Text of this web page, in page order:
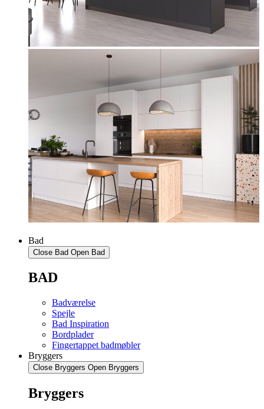
Bad
Close Bad Open Bad
BAD
Badværelse
Spejle
Bad Inspiration
Bordplader
Fingertappet badmøbler
Bryggers
Close Bryggers Open Bryggers
Bryggers